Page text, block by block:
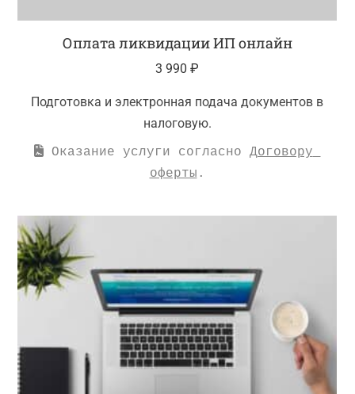
Оплата ликвидации ИП онлайн
3 990 ₽
Подготовка и электронная подача документов в
налоговую.
Оказание услуги согласно Договору
оферты .